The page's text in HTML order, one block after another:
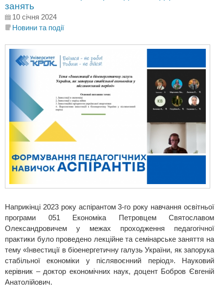
занять
10 січня 2024
Новини та події
Наприкінці 2023 року аспірантом 3-го року навчання освітньої
програми 051 Економіка Петровцем Святославом
Олександровичем у межах проходження педагогічної
практики було проведено лекційне та семінарське заняття на
тему «Інвестиції в біоенергетичну галузь України, як запорука
стабільної економіки у післявоєнний період». Науковий
керівник – доктор економічних наук, доцент Бобров Євгеній
Анатолійович.